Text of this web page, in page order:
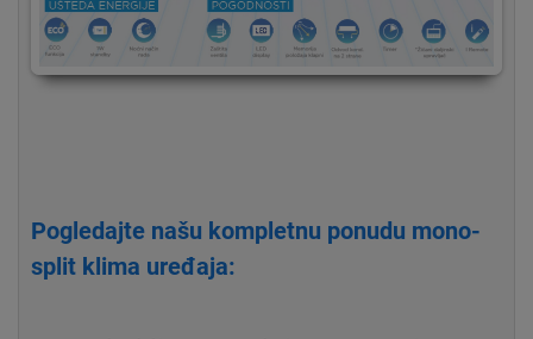
Pogledajte našu kompletnu ponudu mono-
split klima uređaja: